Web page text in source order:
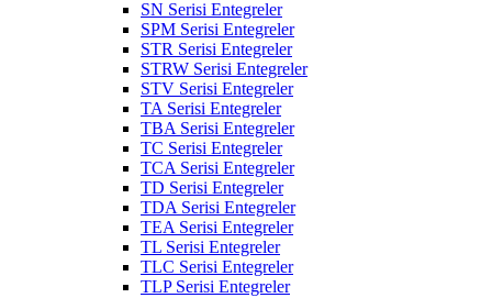
SN Serisi Entegreler
SPM Serisi Entegreler
STR Serisi Entegreler
STRW Serisi Entegreler
STV Serisi Entegreler
TA Serisi Entegreler
TBA Serisi Entegreler
TC Serisi Entegreler
TCA Serisi Entegreler
TD Serisi Entegreler
TDA Serisi Entegreler
TEA Serisi Entegreler
TL Serisi Entegreler
TLC Serisi Entegreler
TLP Serisi Entegreler